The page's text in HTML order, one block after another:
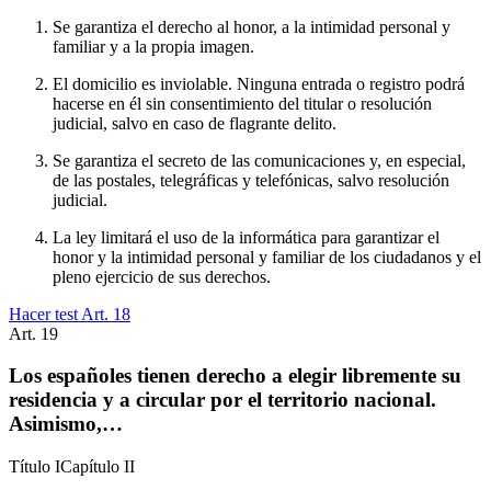
Se garantiza el derecho al honor, a la intimidad personal y
familiar y a la propia imagen.
El domicilio es inviolable. Ninguna entrada o registro podrá
hacerse en él sin consentimiento del titular o resolución
judicial, salvo en caso de flagrante delito.
Se garantiza el secreto de las comunicaciones y, en especial,
de las postales, telegráficas y telefónicas, salvo resolución
judicial.
La ley limitará el uso de la informática para garantizar el
honor y la intimidad personal y familiar de los ciudadanos y el
pleno ejercicio de sus derechos.
Hacer test Art. 18
Art. 19
Los españoles tienen derecho a elegir libremente su
residencia y a circular por el territorio nacional.
Asimismo,…
Título ICapítulo II